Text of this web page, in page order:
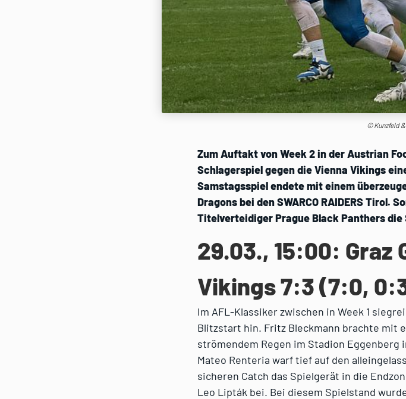
© Kunzfeld
Zum Auftakt von Week 2 in der Austrian
Schlagerspiel gegen die Vienna Vikings
Samstagsspiel endete mit einem
Dragons bei den SWARCO RAIDERS Tirol.
Titelverteidiger Prague Black Panthers die
29.03., 15:00: Graz
Vikings 7:3 (7:0,
Im AFL-Klassiker zwischen in Week 1
Blitzstart hin. Fritz Bleckmann brachte mit
strömendem Regen im Stadion Eggenberg
Mateo Renteria warf tief auf den
sicheren Catch das Spielgerät in die
Leo Lipták bei. Bei diesem Spielstand